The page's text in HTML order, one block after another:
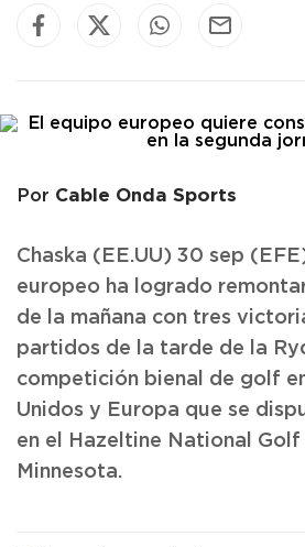
Por Cable Onda Sports
Chaska (EE.UU) 30 sep
europeo ha logrado
de la mañana con tres
partidos de la tarde de la
competición bienal de golf
Unidos y Europa que se
en el Hazeltine National Golf
Minnesota.